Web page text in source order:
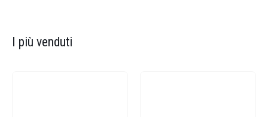
I più venduti